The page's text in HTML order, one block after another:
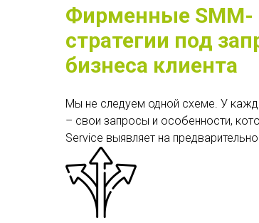
Фирменные SMM-
стратегии под
бизнеса клиента
Мы не следуем одной схеме. У
– свои запросы и особенности,
Service выявляет на